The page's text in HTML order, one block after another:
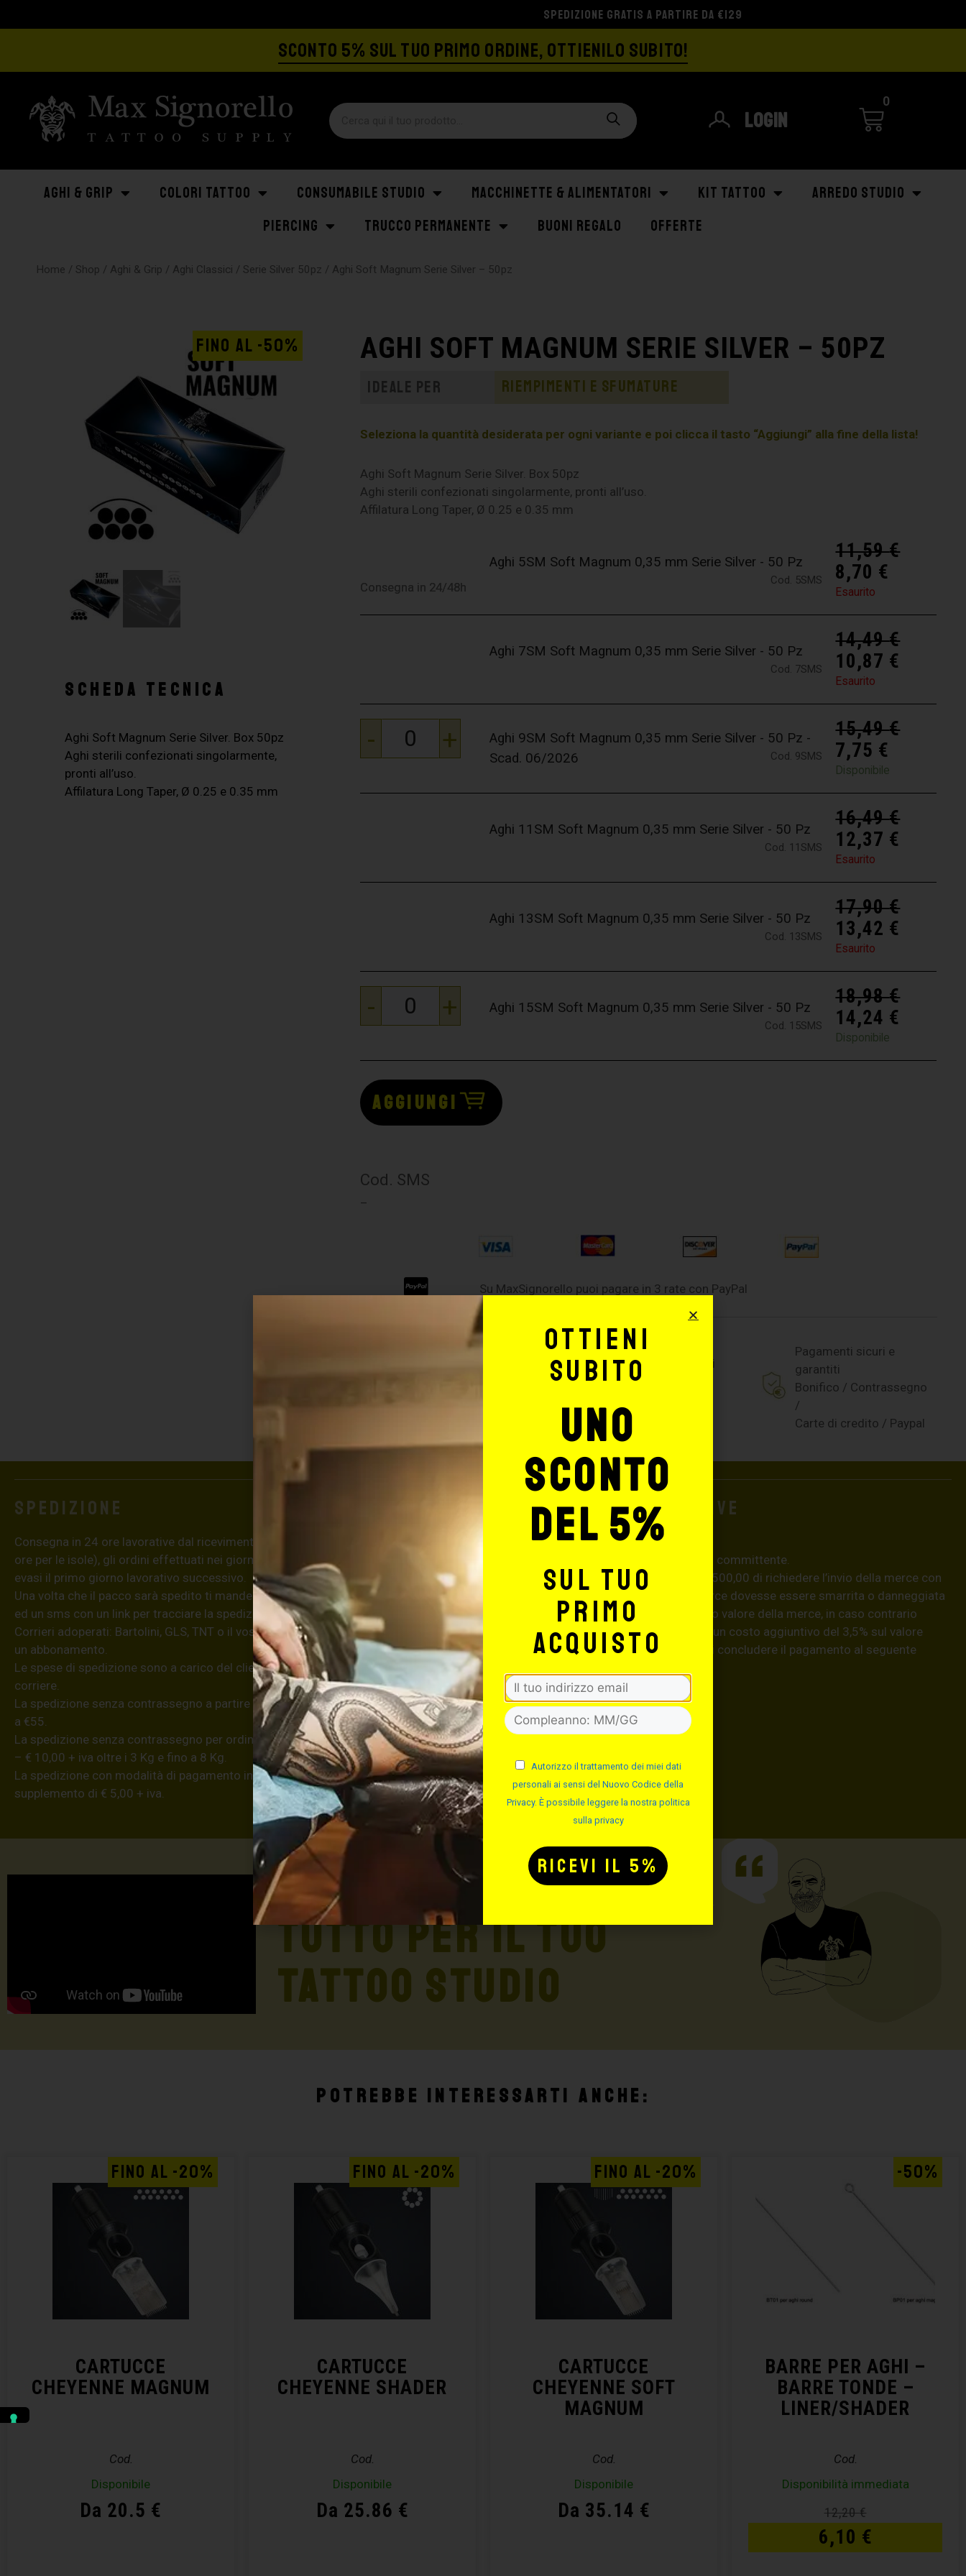
SPEDIZIONE GRATIS A PARTIRE DA €129
SCONTO 5% SUL TUO PRIMO ORDINE, OTTIENILO SUBITO!
Login
0
AGHI & GRIP COLORI TATTOO CONSUMABILE STUDIO MACCHINETTE & ALIMENTATORI KIT TATTOO
ARREDO STUDIO
PIERCING
TRUCCO PERMANENTE BUONI REGALO OFFERTE
Home / Shop / Aghi & Grip / Aghi Classici / Serie Silver 50pz / Aghi Soft Magnum Serie Silver – 50pz
SCHEDA TECNICA
Aghi Soft Magnum Serie Silver. Box 50pz
Aghi sterili confezionati singolarmente,
pronti all’uso.
Affilatura Long Taper, Ø 0.25 e 0.35 mm
FINO AL -50% AGHI SOFT MAGNUM SERIE SILVER – 50PZ
Ideale per Riempimenti e sfumature
Seleziona la quantità desiderata per ogni variante e poi clicca il tasto “Aggiungi” alla fine della lista!
Aghi Soft Magnum Serie Silver. Box 50pz
Aghi sterili confezionati singolarmente, pronti all’uso.
Affilatura Long Taper, Ø 0.25 e 0.35 mm
Aghi 5SM Soft Magnum 0,35 mm Serie Silver - 50 Pz
Cod. 5SMS
11,59€
8,70 €
Esaurito
Aghi 7SM Soft Magnum 0,35 mm Serie Silver - 50 Pz
Cod. 7SMS
14,49€
10,87 €
Esaurito
- +
Consegna in 24/48h
Aghi 9SM Soft Magnum 0,35 mm Serie Silver - 50 Pz -
Scad. 06/2026
Cod. 9SMS
15,49€
7,75 €
Disponibile
Aghi 11SM Soft Magnum 0,35 mm Serie Silver - 50 Pz
Cod. 11SMS
16,49€
12,37 €
Esaurito
Aghi 13SM Soft Magnum 0,35 mm Serie Silver - 50 Pz
Cod. 13SMS
17,90€
13,42 €
Esaurito
- +
Consegna in 24/48h
Aghi 15SM Soft Magnum 0,35 mm Serie Silver - 50 Pz
Cod. 15SMS
18,98€
14,24 €
Disponibile
AGGIUNGI
Cod. SMS
–
Su MaxSignorello puoi pagare in 3 rate con PayPal
Spedizione gratuita per
Prodotti certificati
Pagamenti sicuri e
garantiti
Bonifico / Contrassegno
/
Carte di credito / Paypal
Spedizione
Consegna in 24 ore lavorative dal ricevimento dell’ordine (48
ore per le isole), gli ordini effettuati nei giorni festivi verranno
evasi il primo giorno lavorativo successivo.
Una volta che il pacco sarà spedito ti manderemo una email
ed un sms con un link per tracciare la spedizione dell’ordine.
Corrieri adoperati: Bartolini, GLS, TNT o il vostro se possedete
un abbonamento.
Le spese di spedizione sono a carico del cliente; la merce viene inviata tramite
corriere.
La spedizione senza contrassegno a partire da €8,20 (iva compresa) per ordini fino
a €55.
La spedizione senza contrassegno per ordini superiori a €55: € 5,90 + iva fino a 3 Kg
– € 10,00 + iva oltre i 3 Kg e fino a 8 Kg.
La spedizione con modalità di pagamento in contanti alla consegna ha un
supplemento di € 5,00 + iva.
Informazioni aggiuntive
ATTENZIONE!
La merce viaggia a rischio e pericolo del committente.
Si consiglia, per spedizioni superiori a € 500,00 di richiedere l’invio della merce con
assicurazione (in questo caso, se la merce dovesse essere smarrita o danneggiata
dal corriere, quest’ultimo risarcirà l’intero valore della merce, in caso contrario
nessuno rimborserà il destinatario) con un costo aggiuntivo del 3,5% sul valore
totale del carrello, da richiedere prima di concludere il pagamento al seguente
Max Signorello Tattoo Supply
TUTTO PER IL TUO
TATTOO STUDIO
Potrebbe interessarti anche:
CARTUCCE
CHEYENNE MAGNUM
Cod.
Disponibile
Da 20.5 €
FINO AL -20%
CARTUCCE
CHEYENNE SHADER
Cod.
Disponibile
Da 25.86 €
FINO AL -20%
CARTUCCE
CHEYENNE SOFT
MAGNUM
Cod.
Disponibile
Da 35.14 €
FINO AL -20%
BARRE PER AGHI –
BARRE TONDE –
LINER/SHADER
Cod.
Disponibilità immediata
12,20€
6,10 €
-50%
Ottieni
subito
uno
sconto
del 5%
sul tuo
primo
acquisto
Autorizzo il trattamento dei miei dati
personali ai sensi del Nuovo Codice della
Privacy. È possibile leggere la nostra politica
sulla privacy